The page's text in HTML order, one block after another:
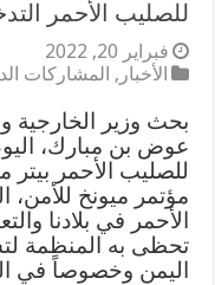
للصليب الأحمر
فبراير 20, 2022
الأخبار , المشاركات
بحث وزير الخارجية
عوض بن مبارك،
للصليب الأحمر
مؤتمر ميونخ للأمن،
الأحمر في بلادنا
تحظى به المنظمة
اليمن وخصوصاً في